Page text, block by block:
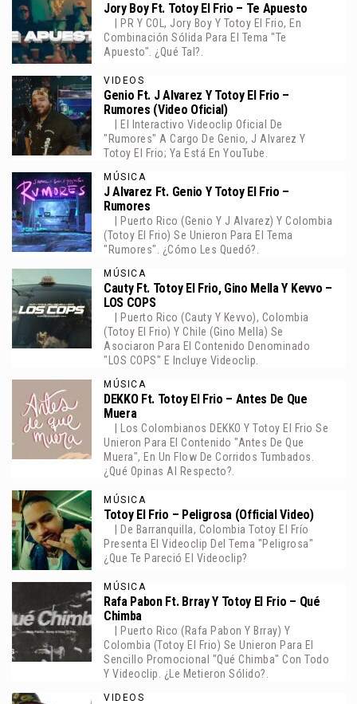
Jory Boy Ft. Totoy El Frio – Te Apuesto
| PR Y COL, Jory Boy Y Totoy El Frio, En
Combinación Sólida Para El Tema "Te
Apuesto". ¿Qué Tal?.
VIDEOS
Genio Ft. J Alvarez Y Totoy El Frio –
Rumores (Video Oficial)
| El Interactivo Videoclip Oficial De
"Rumores" A Cargo De Genio, J Alvarez Y
Totoy El Frio; Ya Está En YouTube.
MÚSICA
J Alvarez Ft. Genio Y Totoy El Frio –
Rumores
| Puerto Rico (Genio Y J Alvarez) Y Colombia
(Totoy El Frio) Se Unieron Para El Tema
"Rumores". ¿Cómo Les Quedó?.
MÚSICA
Cauty Ft. Totoy El Frio, Gino Mella Y Kevvo –
LOS COPS
| Puerto Rico (Cauty Y Kevvo), Colombia
(Totoy El Frio) Y Chile (Gino Mella) Se
Asociaron Para El Contenido Denominado
"LOS COPS" E Incluye Videoclip.
MÚSICA
DEKKO Ft. Totoy El Frio – Antes De Que
Muera
| Los Colombianos DEKKO Y Totoy El Frio Se
Unieron Para El Contenido "Antes De Que
Muera", En Un Flow De Corridos Tumbados.
¿Qué Opinas Al Respecto?.
MÚSICA
Totoy El Frio – Peligrosa (Official Video)
| De Barranquilla, Colombia Totoy El Frío
Presenta El Videoclip Del Tema "Peligrosa"
¿Que Te Pareció El Videoclip?
MÚSICA
Rafa Pabon Ft. Brray Y Totoy El Frio – Qué
Chimba
| Puerto Rico (Rafa Pabon Y Brray) Y
Colombia (Totoy El Frio) Se Unieron Para El
Sencillo Promocional "Qué Chimba" Con Todo
Y Videoclip. ¿Le Metieron Sólido?.
VIDEOS